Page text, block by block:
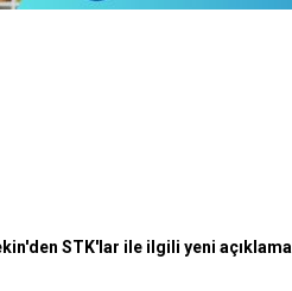
STK'lar ile ilgili yeni açıklama